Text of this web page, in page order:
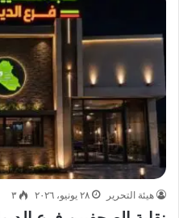
هيئة التحرير ٢٨ يونيو، ٢٠٢٦ ٣